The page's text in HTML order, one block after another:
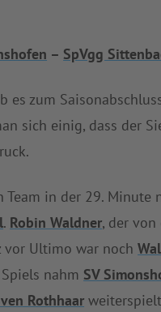
– SpVgg
es zum
sich einig, dass der
Team in der 29. Minute
. Robin Waldner, der
vor Ultimo war noch
nahm SV
Rothhaar